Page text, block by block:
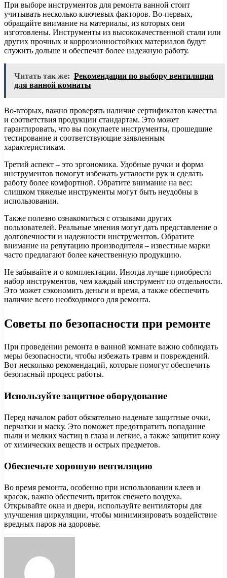
При выборе инструментов для ремонта ванной стоит
учитывать несколько ключевых факторов. Во-первых,
обращайте внимание на материалы, из которых они
изготовлены. Инструменты из высококачественной стали или
других прочных и коррозионностойких материалов будут
служить дольше и обеспечат более надежную работу.
Читать так же: Рекомендации по выбору вентиляции
для ванной комнаты
Во-вторых, важно проверять наличие сертификатов качества
и соответствия продукции стандартам. Это может
гарантировать, что вы покупаете инструменты, прошедшие
тестирование и соответствующие заявленным
характеристикам.
Третий аспект – это эргономика. Удобные ручки и форма
инструментов помогут избежать усталости рук и сделать
работу более комфортной. Обратите внимание на вес:
слишком тяжелые инструменты могут быть неудобны в
использовании.
Также полезно ознакомиться с отзывами других
пользователей. Реальные мнения могут дать представление о
долговечности и надежности инструментов. Обратите
внимание на репутацию производителя – известные марки
часто предлагают более качественную продукцию.
Не забывайте и о комплектации. Иногда лучше приобрести
набор инструментов, чем каждый инструмент по отдельности.
Это может сэкономить деньги и время, а также обеспечить
наличие всего необходимого для ремонта.
Советы по безопасности при ремонте
При проведении ремонта в ванной комнате важно соблюдать
меры безопасности, чтобы избежать травм и повреждений.
Вот несколько рекомендаций, которые помогут обеспечить
безопасный процесс работы.
Используйте защитное оборудование
Перед началом работ обязательно наденьте защитные очки,
перчатки и маску. Это поможет предотвратить попадание
пыли и мелких частиц в глаза и легкие, а также защитит кожу
от химических веществ и острых предметов.
Обеспечьте хорошую вентиляцию
Во время ремонта, особенно при использовании клеев и
красок, важно обеспечить приток свежего воздуха.
Открывайте окна и двери, используйте вентиляторы для
улучшения циркуляции, чтобы минимизировать воздействие
вредных паров на здоровье.